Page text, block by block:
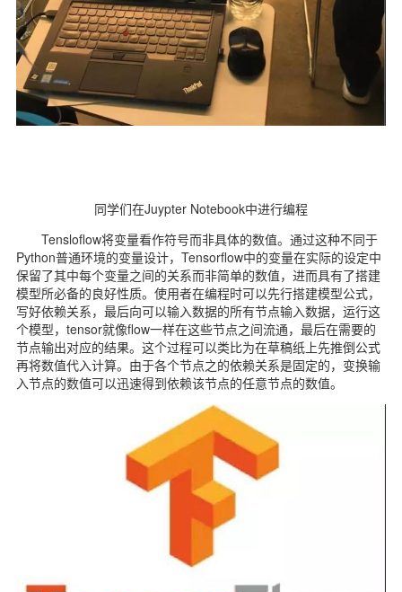
同学们在Juypter Notebook中进行编程
Tensloflow将变量看作符号而非具体的数值。通过这种不同于
Python普通环境的变量设计，Tensorflow中的变量在实际的设定中
保留了其中每个变量之间的关系而非简单的数值，进而具有了搭建
模型所必备的良好性质。使用者在编程时可以先行搭建模型公式，
写好依赖关系，最后向可以输入数据的所有节点输入数据，运行这
个模型，tensor就像flow一样在这些节点之间流通，最后在需要的
节点输出对应的结果。这个过程可以类比为在草稿纸上先推倒公式
再将数值代入计算。由于各个节点之的依赖关系是固定的，变换输
入节点的数值可以迅速得到依赖该节点的任意节点的数值。